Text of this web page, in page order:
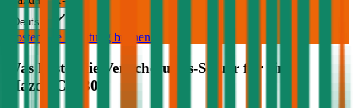
Deutsch
Kostenlose Beratung buchen
Was kostet die Versicherungs-Steuer für einen
Mazda
CX-30